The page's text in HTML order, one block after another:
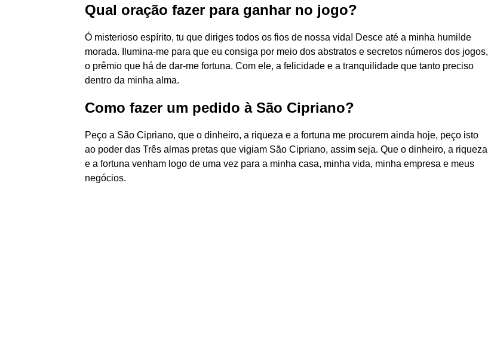
Qual oração fazer para ganhar no jogo?
Ó misterioso espírito, tu que diriges todos os fios de nossa vida! Desce até a minha humilde
morada. Ilumina-me para que eu consiga por meio dos abstratos e secretos números dos jogos,
o prêmio que há de dar-me fortuna. Com ele, a felicidade e a tranquilidade que tanto preciso
dentro da minha alma.
Como fazer um pedido à São Cipriano?
Peço a São Cipriano, que o dinheiro, a riqueza e a fortuna me procurem ainda hoje, peço isto
ao poder das Três almas pretas que vigiam São Cipriano, assim seja. Que o dinheiro, a riqueza
e a fortuna venham logo de uma vez para a minha casa, minha vida, minha empresa e meus
negócios.